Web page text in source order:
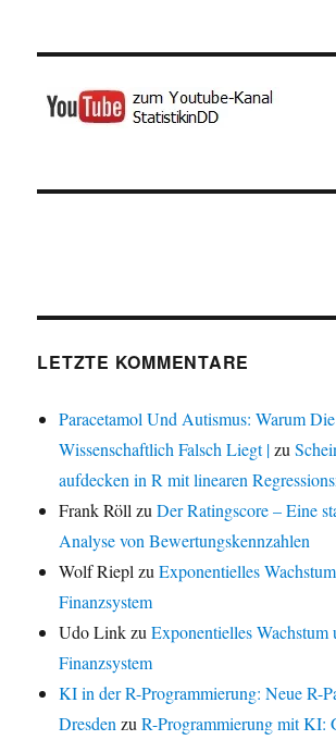
LETZTE KOMMENTARE
Paracetamol Und Autismus: Warum
Wissenschaftlich Falsch Liegt |zu
aufdecken in R mit linearen
Frank Röll zuDer Ratingscore – Eine
Analyse von Bewertungskennzahlen
Wolf Riepl zuExponentielles
Finanzsystem
Udo LinkzuExponentielles Wachstum
Finanzsystem
KI in der R-Programmierung: Neue R-
Dresden zuR-Programmierung mit KI: